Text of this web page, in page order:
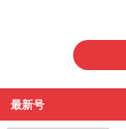
最新号